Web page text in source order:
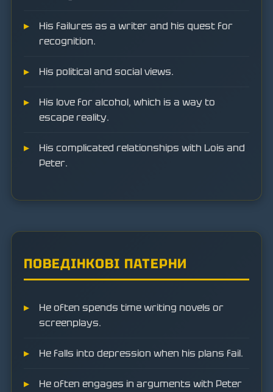
His failures as a writer and his quest for
recognition.
His political and social views.
His love for alcohol, which is a way to
escape reality.
His complicated relationships with Lois and
Peter.
ПОВЕДІНКОВІ ПАТЕРНИ
He often spends time writing novels or
screenplays.
He falls into depression when his plans fail.
He often engages in arguments with Peter